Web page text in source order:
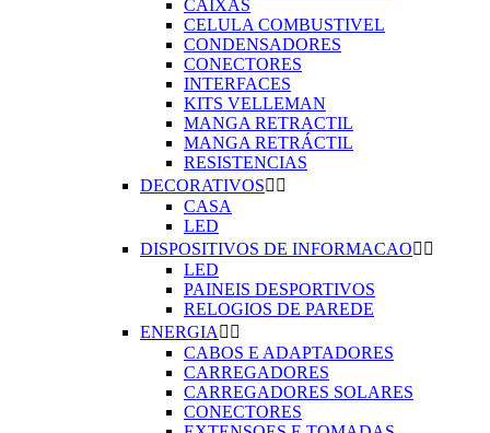
CAIXAS
CELULA COMBUSTIVEL
CONDENSADORES
CONECTORES
INTERFACES
KITS VELLEMAN
MANGA RETRACTIL
MANGA RETRÁCTIL
RESISTENCIAS
DECORATIVOS 
CASA
LED
DISPOSITIVOS DE INFORMACAO 
LED
PAINEIS DESPORTIVOS
RELOGIOS DE PAREDE
ENERGIA  
CABOS E ADAPTADORES
CARREGADORES
CARREGADORES SOLARES
CONECTORES